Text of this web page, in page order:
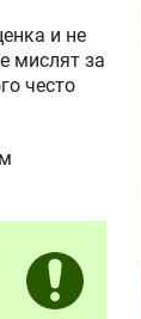
и не
мислят за
често